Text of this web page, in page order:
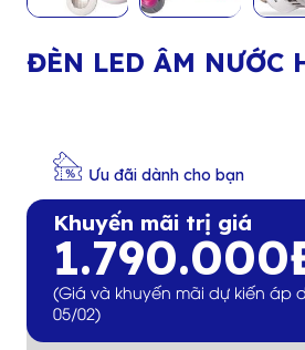
ĐÈN LED ÂM NƯỚC
Ưu đãi dành cho bạn
Khuyến mãi trị giá
(Giá và khuyến mãi dự kiến áp
05/02)